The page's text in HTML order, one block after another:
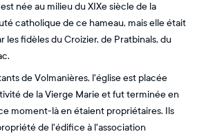
née au milieu du XIXe siècle de la
catholique de ce hameau, mais elle était
les fidèles du Croizier, de Pratbinals, du
de Volmanières, l'église est placée
de la Vierge Marie et fut terminée en
moment-là en étaient propriétaires. Ils
de l'édifice à l'association